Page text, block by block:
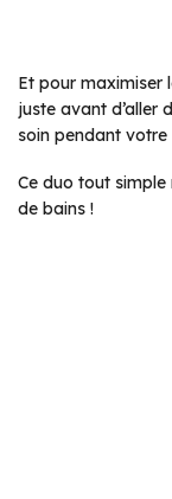
Et pour maximiser
juste avant d’aller
soin pendant votre
Ce duo tout
de bains !